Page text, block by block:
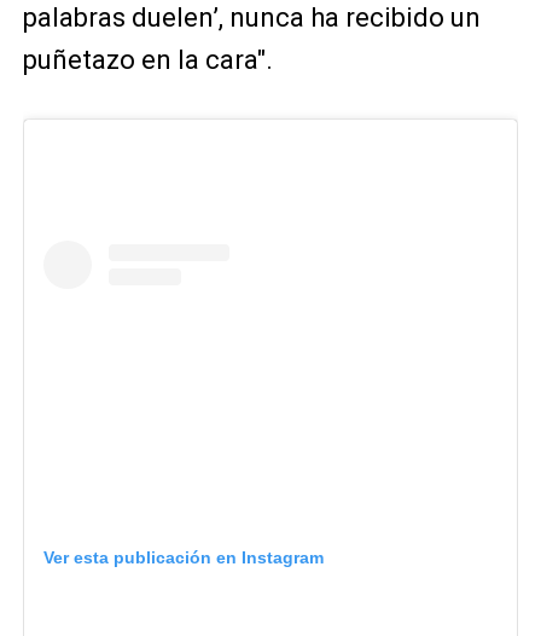
palabras duelen’, nunca ha recibido un
puñetazo en la cara".
Ver esta publicación en Instagram